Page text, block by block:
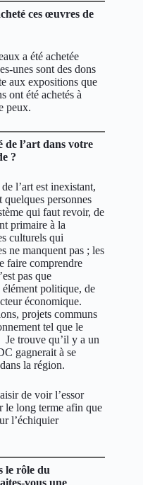
ces œuvres de
a été achetée
unes sont des dons
aux expositions que
ont été achetés à
peux.
l’art dans votre
?
l’art est inexistant,
quelques personnes
qui faut revoir, de
primaire à la
culturels qui
ne manquent pas ; les
faire comprendre
pas que
élément politique, de
économique.
projets communs
tel que le
trouve qu’il y a un
gagnerait à se
la région.
de voir l’essor
le long terme afin que
l’échiquier
le rôle du